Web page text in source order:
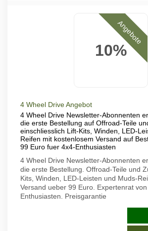
10%
Angebote
4 Wheel Drive Angebot
4 Wheel Drive Newsletter-Abonnenten
die erste Bestellung auf Offroad-Teile
einschliesslich Lift-Kits, Winden, LED-
Reifen mit kostenlosem Versand auf
99 Euro fuer 4x4-Enthusiasten
4 Wheel Drive Newsletter-Abonnenten
die erste Bestellung. Offroad-Teile und
Kits, Winden, LED-Leisten und Muds-
Versand ueber 99 Euro. Expertenrat
Enthusiasten. Preisgarantie